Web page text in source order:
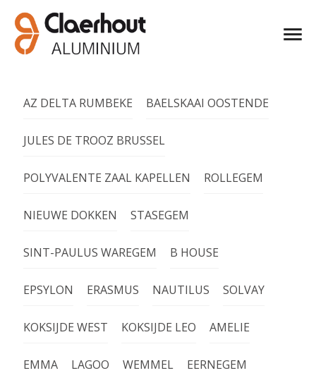
AZ DELTA RUMBEKE BAELSKAAI OOSTENDE
JULES DE TROOZ BRUSSEL
POLYVALENTE ZAAL KAPELLEN ROLLEGEM
NIEUWE DOKKEN STASEGEM
SINT-PAULUS WAREGEM B HOUSE
EPSYLON ERASMUS NAUTILUS SOLVAY
KOKSIJDE WEST KOKSIJDE LEO AMELIE
EMMA LAGOO WEMMEL EERNEGEM